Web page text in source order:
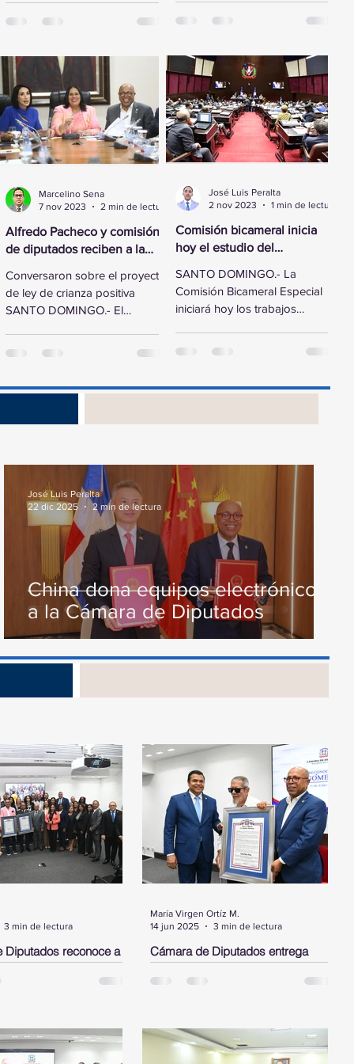
Alfredo Pacheco y comisión
de diputados reciben a la
Conversaron sobre el proyecto
de ley de crianza positiva
SANTO DOMINGO.- El
Marcelino Sena
7 nov 2023
Comisión bicameral inicia
hoy el estudio del
Estado 2024
SANTO DOMINGO.- La
Comisión Bicameral Especial
iniciará hoy los trabajos
José Luis Peralta
2 nov 2023
1 min de lectura
China dona equipos electrónicos
a la Cámara de Diputados
José Luis Peralta
22 dic 2025
2 min de lectura
Diputados reconoce a
a los bomberos del
ejecutivo de JP
este martes tres
de reconocimientos,
resolución a
3 min de lectura
Cámara de Diputados entrega
pergamino de reconocimiento a
Delio Gómez Ochoa
Diputados entregó un pergamino de
reconocimiento como homenaje al
héroe nacional y comandante Delio
María Virgen Ortíz M.
14 jun 2025
3 min de lectura